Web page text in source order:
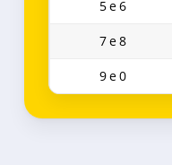
5 e 6
7 e 8
9 e 0